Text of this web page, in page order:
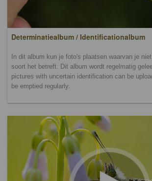
Determinatiealbum / Identificationalbum
In dit album kun je foto's plaatsen waarvan je
soort het betreft. Dit album wordt regelmatig
pictures with uncertain identification can be
be emptied regularly.